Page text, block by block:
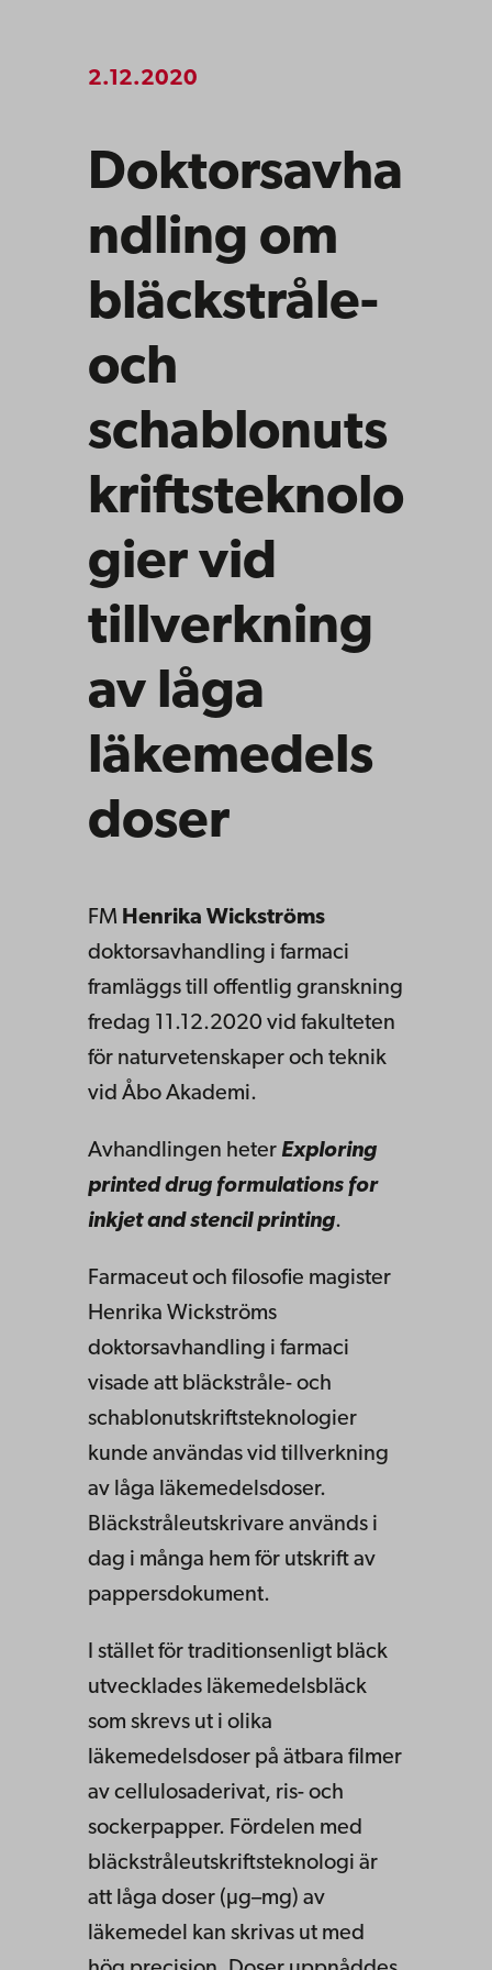
2.12.2020
Doktorsavha
ndling om
bläckstråle-
och
schablonuts
kriftsteknolo
gier vid
tillverkning
av låga
läkemedels
doser
FM Henrika Wickströms
doktorsavhandling i farmaci
framläggs till offentlig granskning
fredag 11.12.2020 vid fakulteten
för naturvetenskaper och teknik
vid Åbo Akademi.
Avhandlingen heter Exploring
printed drug formulations for
inkjet and stencil printing.
Farmaceut och filosofie magister
Henrika Wickströms
doktorsavhandling i farmaci
visade att bläckstråle- och
schablonutskriftsteknologier
kunde användas vid tillverkning
av låga läkemedelsdoser.
Bläckstråleutskrivare används i
dag i många hem för utskrift av
pappersdokument.
I stället för traditionsenligt bläck
utvecklades läkemedelsbläck
som skrevs ut i olika
läkemedelsdoser på ätbara filmer
av cellulosaderivat, ris- och
sockerpapper. Fördelen med
bläckstråleutskriftsteknologi är
att låga doser (µg–mg) av
läkemedel kan skrivas ut med